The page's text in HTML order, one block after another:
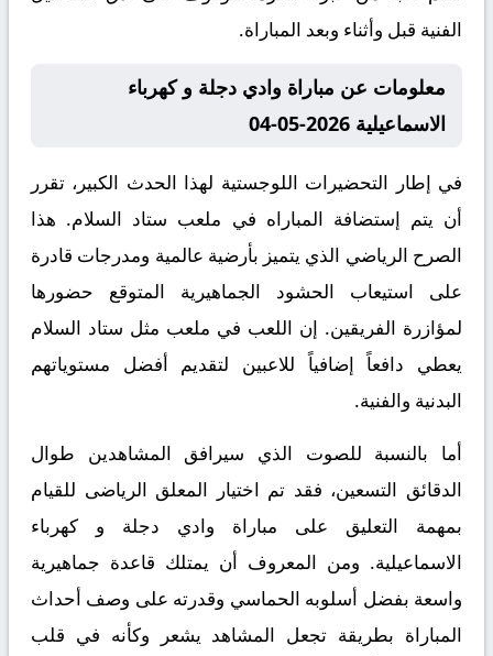
الفنية قبل وأثناء وبعد المباراة.
معلومات عن مباراة وادي دجلة و كهرباء
الاسماعيلية 2026-05-04
في إطار التحضيرات اللوجستية لهذا الحدث الكبير، تقرر
أن يتم إستضافة المباراه في ملعب ستاد السلام. هذا
الصرح الرياضي الذي يتميز بأرضية عالمية ومدرجات قادرة
على استيعاب الحشود الجماهيرية المتوقع حضورها
لمؤازرة الفريقين. إن اللعب في ملعب مثل ستاد السلام
يعطي دافعاً إضافياً للاعبين لتقديم أفضل مستوياتهم
البدنية والفنية.
أما بالنسبة للصوت الذي سيرافق المشاهدين طوال
الدقائق التسعين، فقد تم اختيار المعلق الرياضى للقيام
بمهمة التعليق على مباراة وادي دجلة و كهرباء
الاسماعيلية. ومن المعروف أن يمتلك قاعدة جماهيرية
واسعة بفضل أسلوبه الحماسي وقدرته على وصف أحداث
المباراة بطريقة تجعل المشاهد يشعر وكأنه في قلب